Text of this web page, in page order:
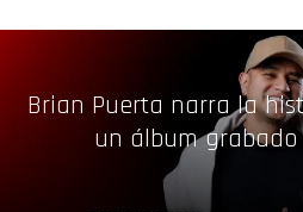
Brian Puerta narra la
un álbum grabado